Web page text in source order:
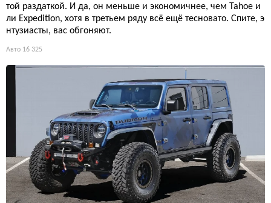
той раздаткой. И да, он меньше и экономичнее, чем Tahoe и
ли Expedition, хотя в третьем ряду всё ещё тесновато. Спите, э
нтузиасты, вас обгоняют.
Авто 16 325